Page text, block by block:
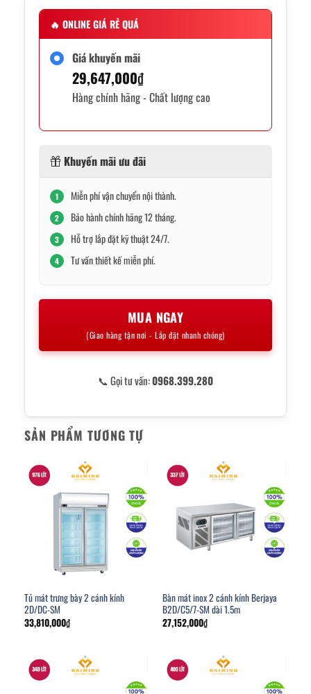
🔥 ONLINE GIÁ RẺ QUÁ
Giá khuyến mãi
29,647,000₫
Hàng chính hãng - Chất lượng cao
Khuyến mãi ưu đãi
1 Miễn phí vận chuyển nội thành.
2 Bảo hành chính hãng 12 tháng.
3 Hỗ trợ lắp đặt kỹ thuật 24/7.
4 Tư vấn thiết kế miễn phí.
MUA NGAY
(Giao hàng tận nơi - Lắp đặt nhanh chóng)
📞 Gọi tư vấn:0968.399.280
SẢN PHẨM TƯƠNG TỰ
Tủ mát trưng bày 2 cánh kính
2D/DC-SM
33,810,000₫
Bàn mát inox 2 cánh kính Berjaya
B2D/C5/7-SM dài 1.5m
27,152,000₫